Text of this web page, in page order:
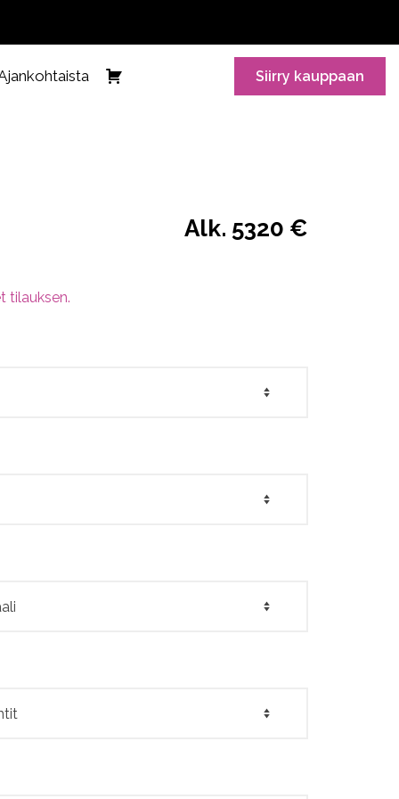
Siirry kauppaan
Alk. 5320 €
tilauksen.